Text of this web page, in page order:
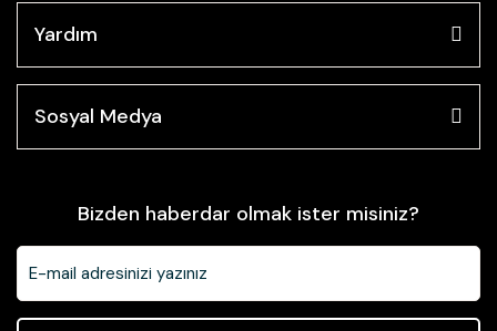
Yardım
Sosyal Medya
Bizden haberdar olmak ister misiniz?